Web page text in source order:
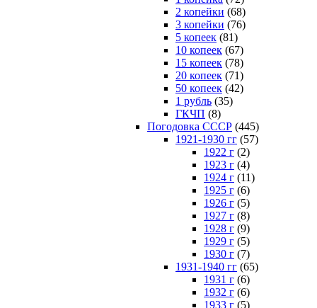
2 копейки (68)
3 копейки (76)
5 копеек (81)
10 копеек (67)
15 копеек (78)
20 копеек (71)
50 копеек (42)
1 рубль (35)
ГКЧП (8)
Погодовка СССР (445)
1921-1930 гг (57)
1922 г (2)
1923 г (4)
1924 г (11)
1925 г (6)
1926 г (5)
1927 г (8)
1928 г (9)
1929 г (5)
1930 г (7)
1931-1940 гг (65)
1931 г (6)
1932 г (6)
1933 г (5)